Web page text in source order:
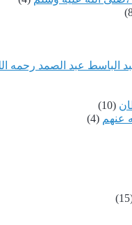
الباسط عبد الصمد رحمه
(10)
عنهم (4)